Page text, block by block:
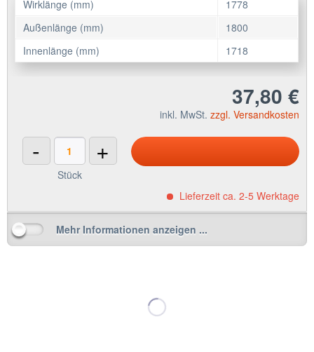
Wirklänge (mm)
1778
Außenlänge (mm)
1800
Innenlänge (mm)
1718
37,80 €
inkl. MwSt. zzgl. Versandkosten
- +
Stück
Lieferzeit ca. 2-5 Werktage
Mehr Informationen anzeigen ...